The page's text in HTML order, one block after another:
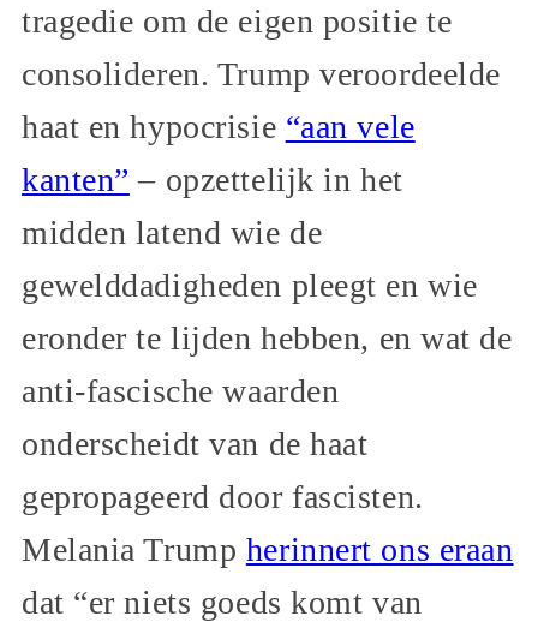
tragedie om de eigen positie te
consolideren. Trump veroordeelde
haat en hypocrisie “aan vele
kanten” – opzettelijk in het
midden latend wie de
gewelddadigheden pleegt en wie
eronder te lijden hebben, en wat de
anti-fascische waarden
onderscheidt van de haat
gepropageerd door fascisten.
Melania Trump herinnert ons eraan
dat “er niets goeds komt van